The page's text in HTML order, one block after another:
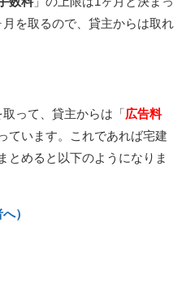
を取るので、貸主からは取れ
って、貸主からは「 広告料
ています。これであれば宅建
とめると以下のようになりま
）